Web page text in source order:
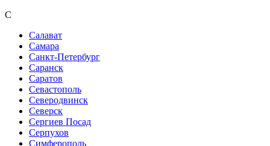
С
Салават
Самара
Санкт-Петербург
Саранск
Саратов
Севастополь
Северодвинск
Северск
Сергиев Посад
Серпухов
Симферополь